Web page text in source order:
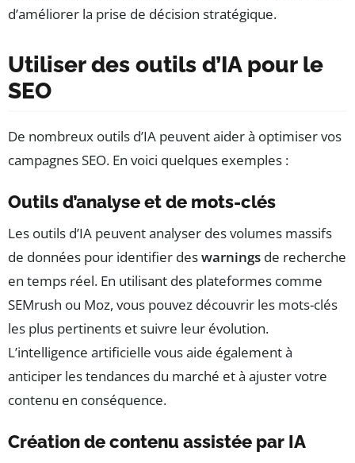
d’améliorer la prise de décision stratégique.
Utiliser des outils d’IA pour le
SEO
De nombreux outils d’IA peuvent aider à optimiser vos
campagnes SEO. En voici quelques exemples :
Outils d’analyse et de mots-clés
Les outils d’IA peuvent analyser des volumes massifs
de données pour identifier deswarnings de recherche
en temps réel. En utilisant des plateformes comme
SEMrush ou Moz, vous pouvez découvrir les mots-clés
les plus pertinents et suivre leur évolution.
L’intelligence artificielle vous aide également à
anticiper les tendances du marché et à ajuster votre
contenu en conséquence.
Création de contenu assistée par IA